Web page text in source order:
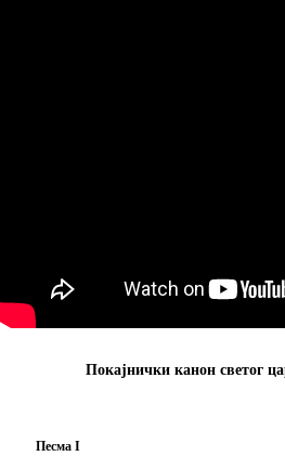
Покајнички канон светог
Песма I